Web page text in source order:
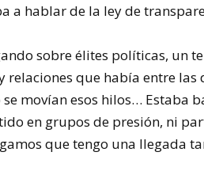
a hablar de la ley de
sobre élites políticas, un
que había entre las
movían esos hilos… Estaba
en grupos de presión, ni
que tengo una llegada